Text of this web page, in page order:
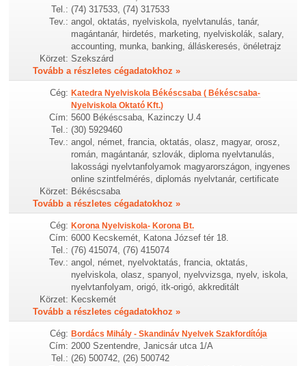
Tel.: (74) 317533, (74) 317533
Tev.: angol, oktatás, nyelviskola, nyelvtanulás, tanár,
magántanár, hirdetés, marketing, nyelviskolák, salary,
accounting, munka, banking, álláskeresés, önéletrajz
Körzet: Szekszárd
Tovább a részletes cégadatokhoz »
Cég: Katedra Nyelviskola Békéscsaba ( Békéscsaba-
Nyelviskola Oktató Kft.)
Cím: 5600 Békéscsaba, Kazinczy U.4
Tel.: (30) 5929460
Tev.: angol, német, francia, oktatás, olasz, magyar, orosz,
román, magántanár, szlovák, diploma nyelvtanulás,
lakossági nyelvtanfolyamok magyarországon, ingyenes
online szintfelmérés, diplomás nyelvtanár, certificate
Körzet: Békéscsaba
Tovább a részletes cégadatokhoz »
Cég: Korona Nyelviskola- Korona Bt.
Cím: 6000 Kecskemét, Katona József tér 18.
Tel.: (76) 415074, (76) 415074
Tev.: angol, német, nyelvoktatás, francia, oktatás,
nyelviskola, olasz, spanyol, nyelvvizsga, nyelv, iskola,
nyelvtanfolyam, origó, itk-origó, akkreditált
Körzet: Kecskemét
Tovább a részletes cégadatokhoz »
Cég: Bordács Mihály - Skandináv Nyelvek Szakfordítója
Cím: 2000 Szentendre, Janicsár utca 1/A
Tel.: (26) 500742, (26) 500742